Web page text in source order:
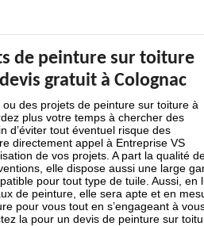
de peinture sur toiture
gratuit à Colognac
des projets de peinture sur toiture à
plus votre temps à chercher des
d’éviter tout éventuel risque des
directement appel à Entreprise VS
de vos projets. A part la qualité
elle dispose aussi une large
pour tout type de tuile. Aussi, en
de peinture, elle sera apte et en
pour vous tout en s’engageant à
la pour un devis de peinture sur